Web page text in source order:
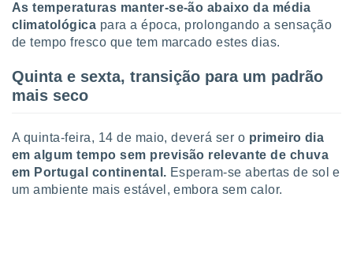
através
estudos
de
As temperaturas manter-se-ão abaixo da média
climatológica para a época, prolongando a sensação
de tempo fresco que tem marcado estes dias.
Quinta e sexta, transição para um padrão
mais seco
A quinta-feira, 14 de maio, deverá ser o primeiro dia
em algum tempo sem previsão relevante de chuva
em Portugal continental. Esperam-se abertas de sol e
um ambiente mais estável, embora sem calor.